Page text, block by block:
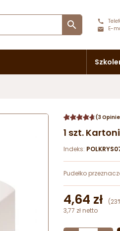

E-
(3
1 szt.
Indeks:
Pudełko
4,64 zł
3,77 zł netto